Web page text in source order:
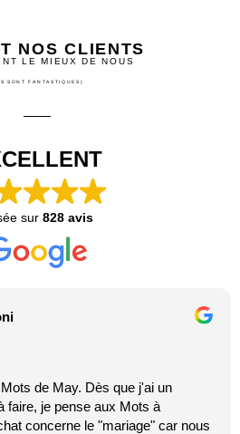
NOS CLIENTS
LE MIEUX DE NOUS
SONT FANTASTIQUES)
sur 828 avis
de May. Dès que j'ai un
faire, je pense aux Mots à
concerne le "mariage" car nous